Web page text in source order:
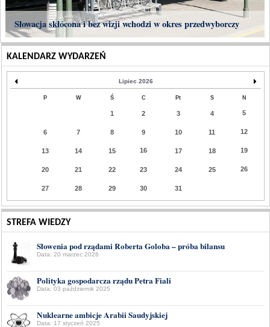
Słowacja skłócona i bez wizji wchodzi w okres przedwyborczy
KALENDARZ WYDARZEŃ
Lipiec 2026
P W Ś C Pt S N
1 2 3 4 5
6 7 8 9 10 11 12
13 14 15 16 17 18 19
20 21 22 23 24 25 26
27 28 29 30 31
STREFA WIEDZY
Słowenia pod rządami Roberta Goloba – próba bilansu
Data: 20 marzec 2026
Polityka gospodarcza rządu Petra Fiali
Data: 03 październik 2025
Nuklearne ambicje Arabii Saudyjskiej
Data: 17 styczeń 2025